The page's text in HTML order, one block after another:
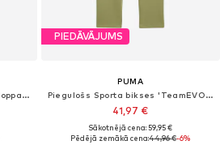
Standarta Sporta bikses 'Unstoppable'
PIEDĀVĀJUMS
PUMA
Piegulošs Sporta bikses 'TeamEVOSTRIPE'
41,97 €
Sākotnējā cena: 59,95 €
Pēdējā zemākā cena:44,96 €-6%